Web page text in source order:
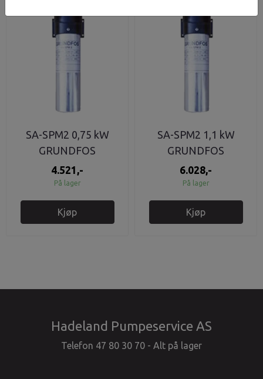
SA-SPM2 0,75 kW
GRUNDFOS
Kondensatorboks
4.521,-
På lager
Kjøp
SA-SPM2 1,1 kW
GRUNDFOS
Kondensatorboks
6.028,-
På lager
Kjøp
Hadeland Pumpeservice AS
Telefon 47 80 30 70 - Alt på lager